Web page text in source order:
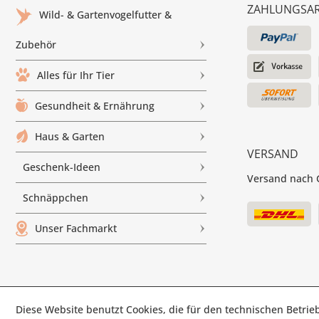
Wild- & Gartenvogelfutter &
Zubehör
Alles für Ihr Tier
Gesundheit & Ernährung
Haus & Garten
Geschenk-Ideen
Schnäppchen
Unser Fachmarkt
VERSAND
Versand nach
©
Diese Website benutzt Cookies, die für den technischen